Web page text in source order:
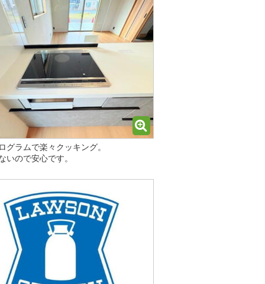
グラムで楽々クッキング。
いので安心です。